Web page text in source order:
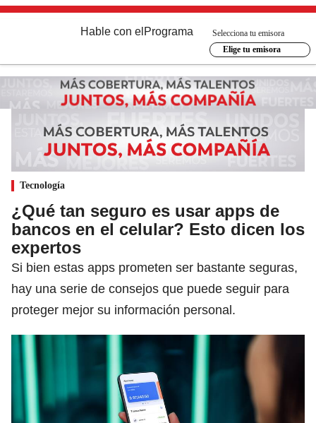
Hable con el Programa
Selecciona tu emisora
Elige tu emisora
Tecnología
¿Qué tan seguro es usar apps de
bancos en el celular? Esto dicen los
expertos
Si bien estas apps prometen ser bastante seguras,
hay una serie de consejos que puede seguir para
proteger mejor su información personal.